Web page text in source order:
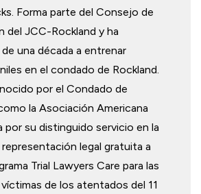
Forma parte del Consejo de
del JCC-Rockland y ha
una década a entrenar
en el condado de Rockland.
por el Condado de
la Asociación Americana
por su distinguido servicio en la
legal gratuita a
Trial Lawyers Care para las
de los atentados del 11